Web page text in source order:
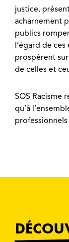
justice,
acharnement
publics
l’égard de
prospèrent
de celles et
SOS Racisme
qu’à